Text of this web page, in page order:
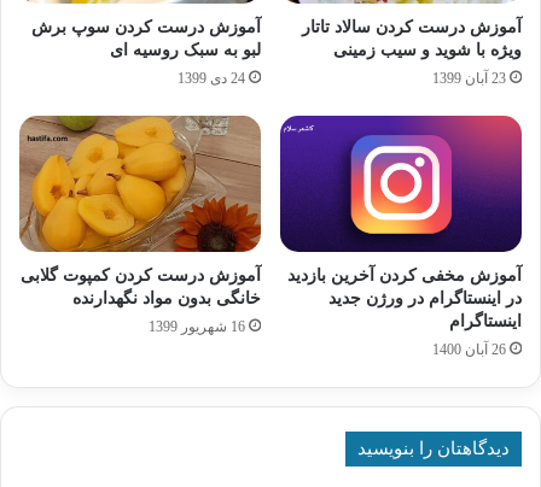
آموزش درست کردن سالاد تاتار
ویژه با شوید و سیب زمینی
23 آبان 1399
آموزش درست کردن سوپ برش
لبو به سبک روسیه ای
24 دی 1399
آموزش مخفی کردن آخرین بازدید
در اینستاگرام در ورژن جدید
اینستاگرام
26 آبان 1400
آموزش درست کردن کمپوت گلابی
خانگی بدون مواد نگهدارنده
16 شهریور 1399
دیدگاهتان را بنویسید